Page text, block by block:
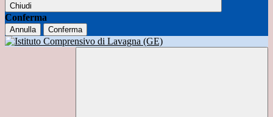
Chiudi
Conferma
Annulla Conferma